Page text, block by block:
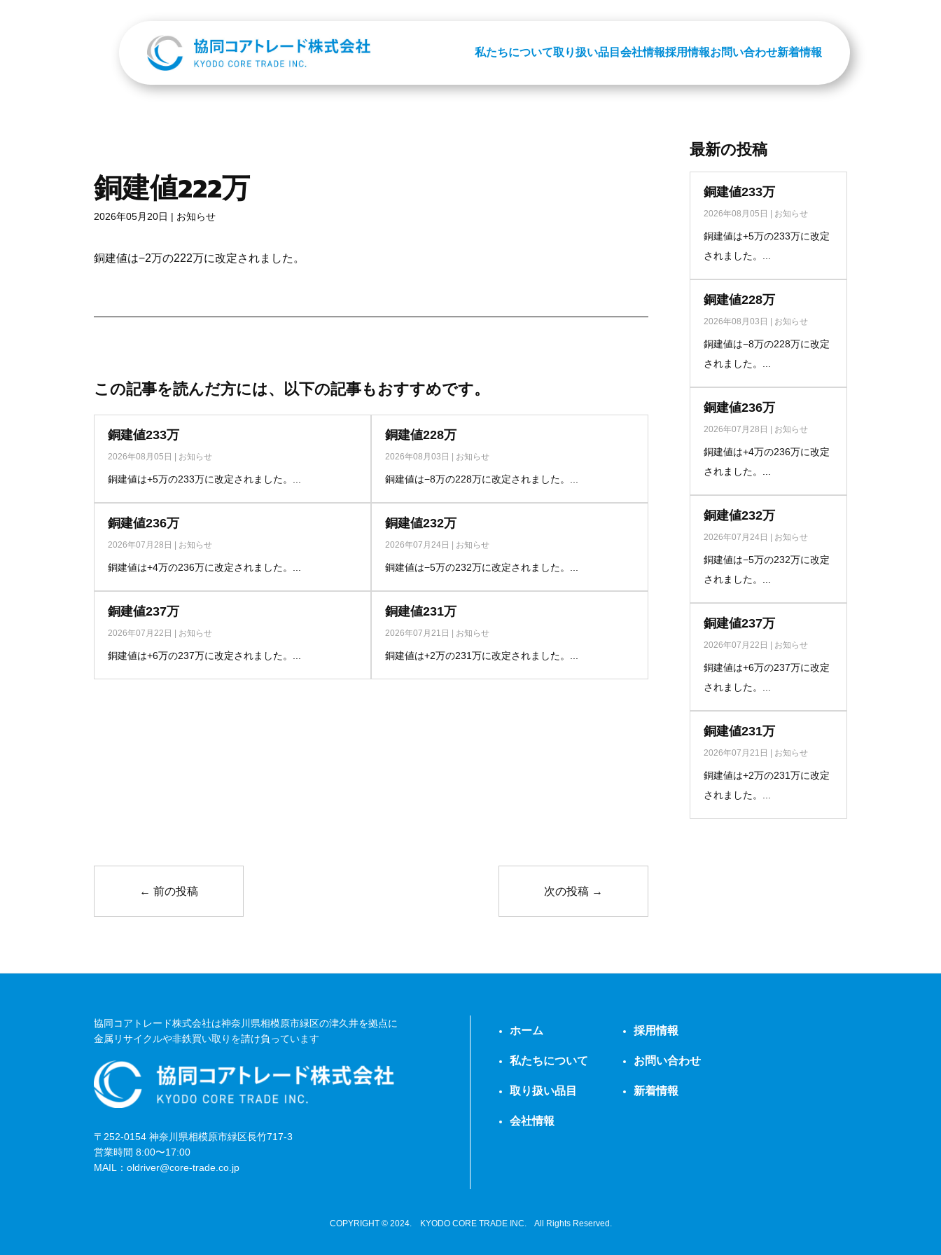
私たちについて取り扱い品目 会社情報採用情報お問い合わせ新着情報
銅建値222万
2026年05月20日 | お知らせ
銅建値は−2万の222万に改定されました。
この記事を読んだ方には、以下の記事もおすすめです。
銅建値233万
2026年08月05日 お知らせ
銅建値は+5万の233万に改定されました。...
銅建値236万
2026年07月28日 お知らせ
銅建値は+4万の236万に改定されました。...
銅建値237万
2026年07月22日 お知らせ
銅建値は+6万の237万に改定されました。...
銅建値228万
2026年08月03日 お知らせ
銅建値は−8万の228万に改定されました。...
銅建値232万
2026年07月24日 お知らせ
銅建値は−5万の232万に改定されました。...
銅建値231万
2026年07月21日 お知らせ
銅建値は+2万の231万に改定されました。...
最新の投稿
銅建値233万
2026年08月05日 | お知らせ
銅建値は+5万の233万に改定
されました。...
銅建値228万
2026年08月03日 | お知らせ
銅建値は−8万の228万に改定
されました。...
銅建値236万
2026年07月28日 | お知らせ
銅建値は+4万の236万に改定
されました。...
銅建値232万
2026年07月24日 | お知らせ
銅建値は−5万の232万に改定
されました。...
銅建値237万
2026年07月22日 | お知らせ
銅建値は+6万の237万に改定
されました。...
銅建値231万
2026年07月21日 | お知らせ
銅建値は+2万の231万に改定
されました。...
←前の投稿 次の投稿 →
協同コアトレード株式会社は神奈川県相模原市緑区の津久井を拠点に
金属リサイクルや非鉄買い取りを請け負っています
〒252-0154 神奈川県相模原市緑区長竹717-3
営業時間 8:00〜17:00
MAIL：oldriver@core-trade.co.jp
ホーム
私たちについて
取り扱い品目
会社情報
採用情報
お問い合わせ
新着情報
COPYRIGHT © 2024. KYODO CORE TRADE INC. All Rights Reserved.